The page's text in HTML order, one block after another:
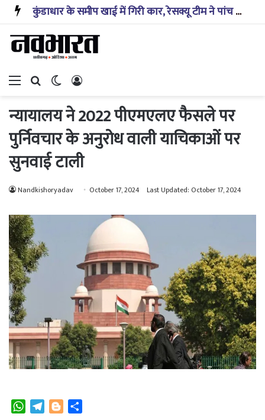
कुंडाधार के समीप खाई में गिरी कार, रेसक्यू टीम ने पांच शव निकाले, घायल बच्चे को पहुंचाया अस्पताल
Menu Search forSwitch skin
न्यायालय ने 2022 पीएमएलए फैसले पर
पुर्निवचार के अनुरोध वाली याचिकाओं पर
सुनवाई टाली
Nandkishoryadav October 17, 2024 Last Updated: October 17, 2024
W